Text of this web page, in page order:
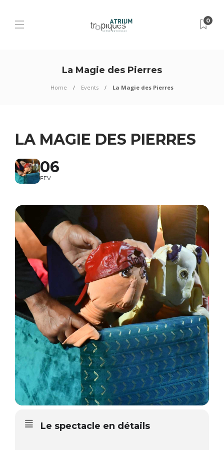
0
La Magie des Pierres
Home Events La Magie des Pierres
LA MAGIE DES PIERRES
06
FEV
Le spectacle en détails